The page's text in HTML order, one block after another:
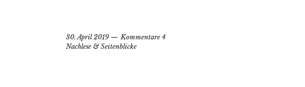
30. April 2019
Kommentare 4
Nachlese & Seitenblicke